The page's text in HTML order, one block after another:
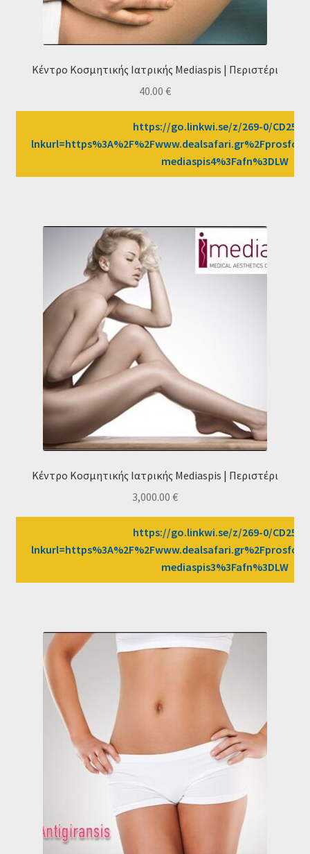
Κέντρο Κοσμητικής Ιατρικής Mediaspis | Περιστέρι
40.00 €
https://go.linkwi.se/z/269-0/
mediaspis4%3Fafn%3DLW
Κέντρο Κοσμητικής Ιατρικής Mediaspis | Περιστέρι
3,000.00 €
https://go.linkwi.se/z/269-0/
mediaspis3%3Fafn%3DLW